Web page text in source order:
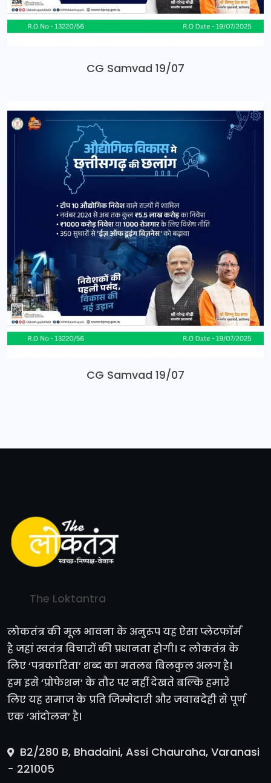
CG Samvad 19/07
CG Samvad 19/07
The Loktantra
लोकतंत्र की मूल भावना के अनुरूप यह ऐसा प्लेटफॉर्म
है जहां स्वतंत्र विचारों की प्रधानता होगी। द लोकतंत्र के
लिए ‘पत्रकारिता’ शब्द का मतलब बिलकुल अलग है।
हम इसे ‘प्रोफेशन’ के तौर पर नहीं देखते बल्कि हमारे
लिए यह समाज के प्रति जिम्मेदारी और जवाबदेही से पूर्ण
एक ‘आंदोलन’ है।
B2/280 B, Bhadaini, Assi Chauraha, Varanasi
- 221005